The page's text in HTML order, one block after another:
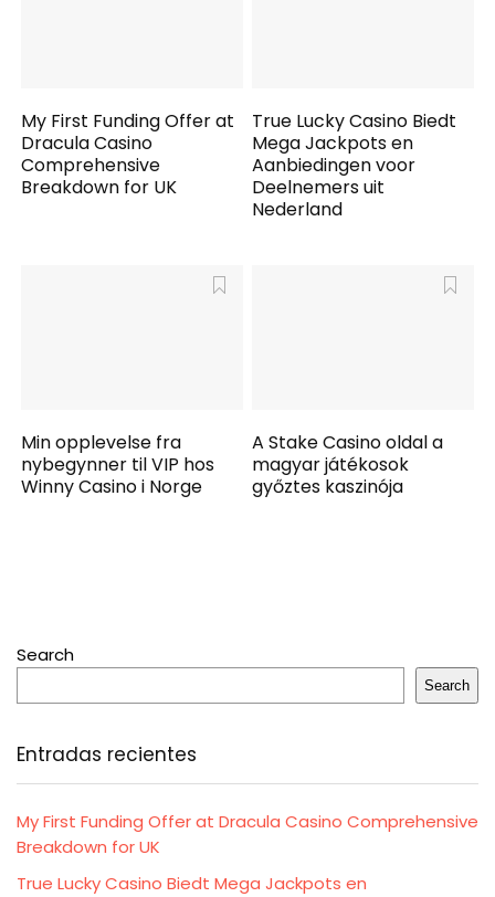
My First Funding Offer at
Dracula Casino
Comprehensive
Breakdown for UK
True Lucky Casino Biedt
Mega Jackpots en
Aanbiedingen voor
Deelnemers uit
Nederland
Min opplevelse fra
nybegynner til VIP hos
Winny Casino i Norge
A Stake Casino oldal a
magyar játékosok
győztes kaszinója
Search
Search
Entradas recientes
My First Funding Offer at Dracula Casino Comprehensive
Breakdown for UK
True Lucky Casino Biedt Mega Jackpots en